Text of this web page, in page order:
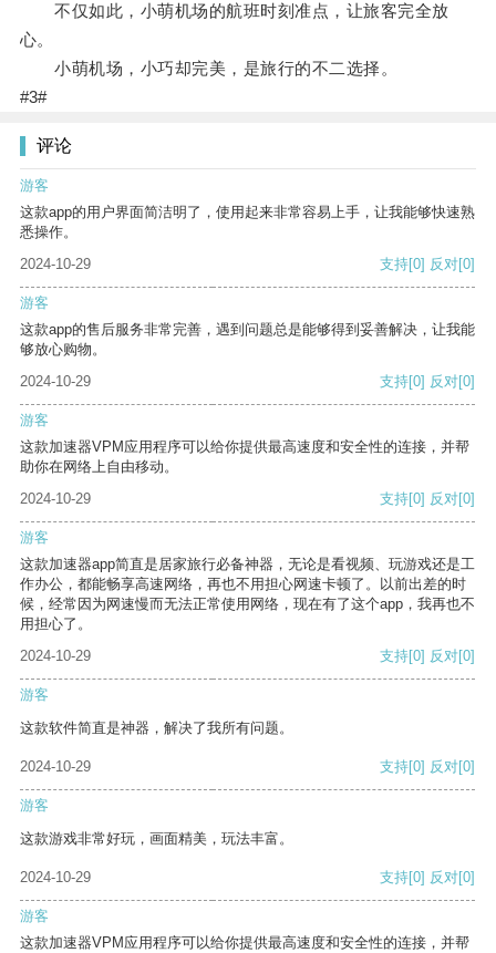
不仅如此，小萌机场的航班时刻准点，让旅客完全放
心。
小萌机场，小巧却完美，是旅行的不二选择。
#3#
评论
游客
这款app的用户界面简洁明了，使用起来非常容易上手，让我能够快速熟
悉操作。
2024-10-29
支持[0] 反对[0]
游客
这款app的售后服务非常完善，遇到问题总是能够得到妥善解决，让我能
够放心购物。
2024-10-29
支持[0] 反对[0]
游客
这款加速器VPM应用程序可以给你提供最高速度和安全性的连接，并帮
助你在网络上自由移动。
2024-10-29
支持[0] 反对[0]
游客
这款加速器app简直是居家旅行必备神器，无论是看视频、玩游戏还是工
作办公，都能畅享高速网络，再也不用担心网速卡顿了。以前出差的时
候，经常因为网速慢而无法正常使用网络，现在有了这个app，我再也不
用担心了。
2024-10-29
支持[0] 反对[0]
游客
这款软件简直是神器，解决了我所有问题。
2024-10-29 支持[0] 反对[0]
游客
这款游戏非常好玩，画面精美，玩法丰富。
2024-10-29 支持[0] 反对[0]
游客
这款加速器VPM应用程序可以给你提供最高速度和安全性的连接，并帮